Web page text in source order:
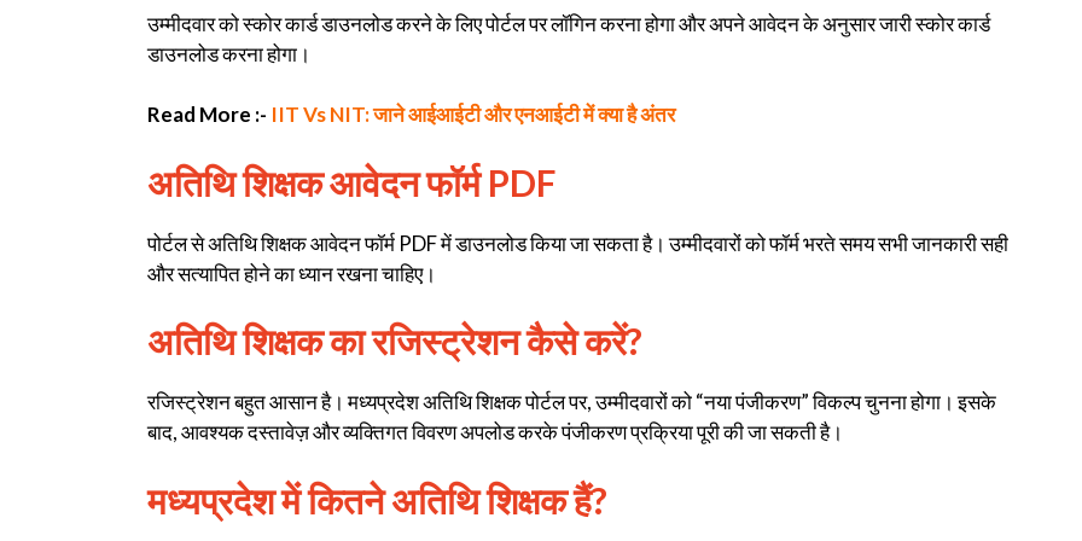
उम्मीदवार को स्कोर कार्ड डाउनलोड करने के लिए पोर्टल पर लॉगिन करना होगा और अपने आवेदन के अनुसार जारी स्कोर कार्ड
डाउनलोड करना होगा।
Read More :- IIT Vs NIT: जाने आईआईटी और एनआईटी में क्या है अंतर
अतिथि शिक्षक आवेदन फॉर्म PDF
पोर्टल से अतिथि शिक्षक आवेदन फॉर्म PDF में डाउनलोड किया जा सकता है। उम्मीदवारों को फॉर्म भरते समय सभी जानकारी सही
और सत्यापित होने का ध्यान रखना चाहिए।
अतिथि शिक्षक का रजिस्ट्रेशन कैसे करें?
रजिस्ट्रेशन बहुत आसान है। मध्यप्रदेश अतिथि शिक्षक पोर्टल पर, उम्मीदवारों को “नया पंजीकरण” विकल्प चुनना होगा। इसके
बाद, आवश्यक दस्तावेज़ और व्यक्तिगत विवरण अपलोड करके पंजीकरण प्रक्रिया पूरी की जा सकती है।
मध्यप्रदेश में कितने अतिथि शिक्षक हैं?